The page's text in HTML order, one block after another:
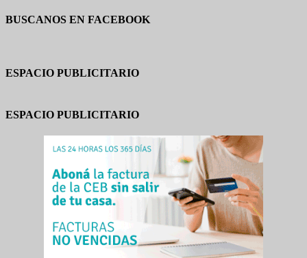
BUSCANOS EN FACEBOOK
ESPACIO PUBLICITARIO
ESPACIO PUBLICITARIO